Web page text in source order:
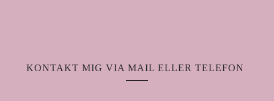
KONTAKT MIG VIA MAIL ELLER TELEFON